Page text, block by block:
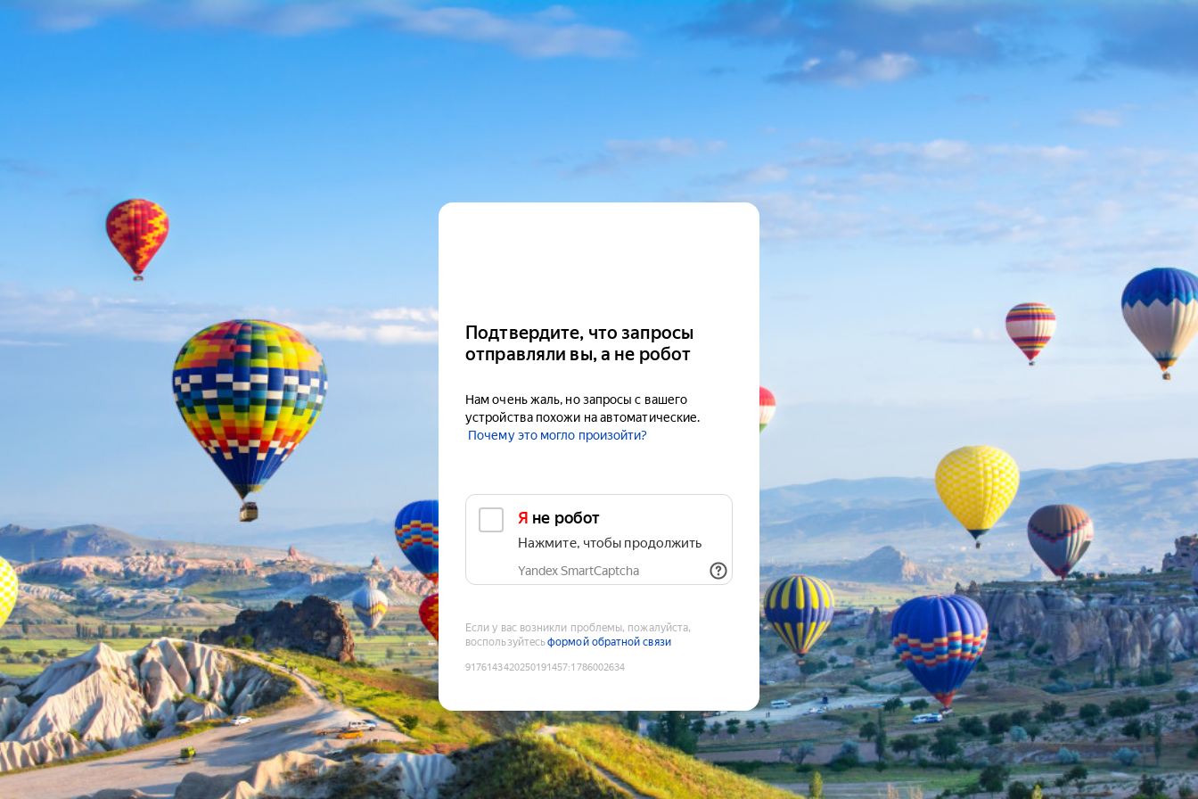
Подтвердите, что запросы
отправляли вы, а не робот
Нам очень жаль, но запросы с вашего
устройства похожи на автоматические.
Почему это могло произойти?
Я не робот
Нажмите, чтобы продолжить
Yandex SmartCaptcha
Если у вас возникли проблемы, пожалуйста,
воспользуйтесьформой обратной связи
9176143420250191457:1786002634